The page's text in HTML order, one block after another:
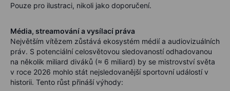
Pouze pro ilustraci, nikoli jako doporučení.
Média, streamování a vysílací práva
Největším vítězem zůstává ekosystém médií a audiovizuálních
práv. S potenciální celosvětovou sledovaností odhadovanou
na několik miliard diváků (≈ 6 miliard) by se mistrovství světa
v roce 2026 mohlo stát nejsledovanější sportovní událostí v
historii. Tento růst přináší výhody: